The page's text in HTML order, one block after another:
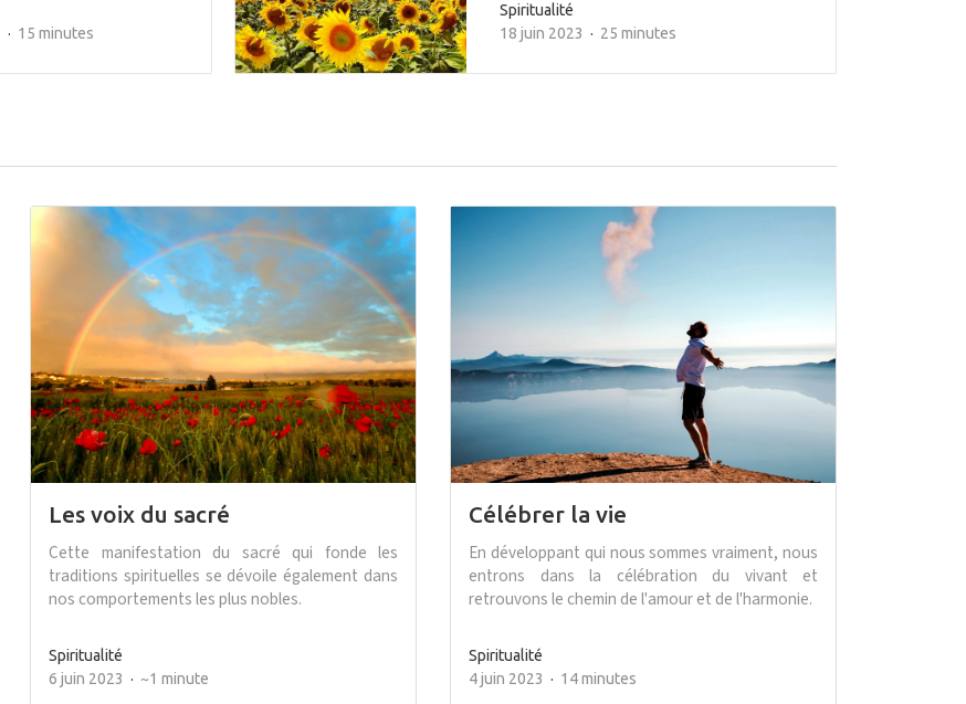
15 minutes
Spiritualité
18 juin 2023
25 minutes
Les voix du sacré
Cette manifestation du sacré qui fonde les
traditions spirituelles se dévoile également dans
nos comportements les plus nobles.
Spiritualité
6 juin 2023
~1 minute
Célébrer la vie
En développant qui nous sommes vraiment, nous
entrons dans la célébration du vivant et
retrouvons le chemin de l'amour et de l'harmonie.
Spiritualité
4 juin 2023
14 minutes